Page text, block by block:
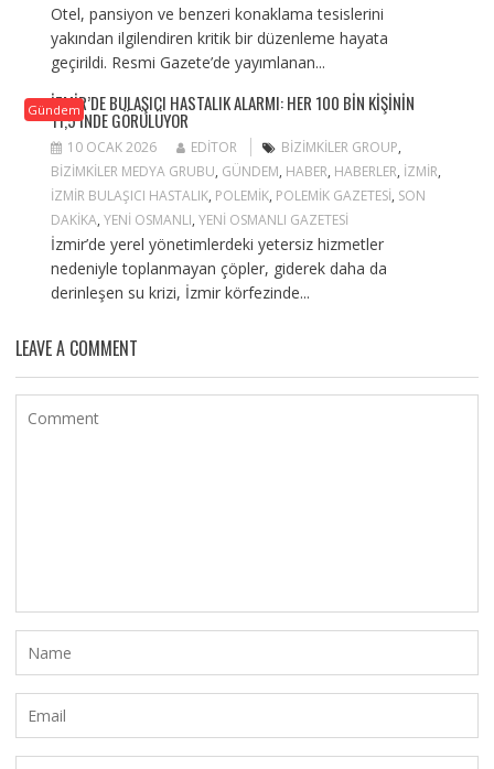
Otel, pansiyon ve benzeri konaklama tesislerini
yakından ilgilendiren kritik bir düzenleme hayata
geçirildi. Resmi Gazete’de yayımlanan...
Gündem
İZMIR’DE BULAŞICI HASTALIK ALARMI: HER 100 BIN KIŞININ
11,5’INDE GÖRÜLÜYOR
10 OCAK 2026 EDITOR BIZIMKILER GROUP,
BIZIMKILER MEDYA GRUBU, GÜNDEM, HABER, HABERLER, IZMIR,
IZMIR BULAŞICI HASTALIK, POLEMIK, POLEMIK GAZETESI, SON
DAKIKA, YENI OSMANLI, YENI OSMANLI GAZETESI
İzmir’de yerel yönetimlerdeki yetersiz hizmetler
nedeniyle toplanmayan çöpler, giderek daha da
derinleşen su krizi, İzmir körfezinde...
LEAVE A COMMENT